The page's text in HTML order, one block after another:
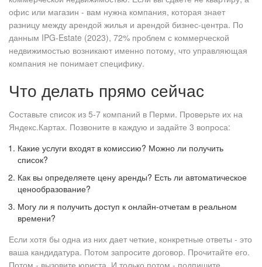
офис или магазин - вам нужна компания, которая знает
разницу между арендой жилья и арендой бизнес-центра. По
данным IPG-Estate (2023), 72% проблем с коммерческой
недвижимостью возникают именно потому, что управляющая
компания не понимает специфику.
Что делать прямо сейчас
Составьте список из 5-7 компаний в Перми. Проверьте их на
Яндекс.Картах. Позвоните в каждую и задайте 3 вопроса:
Какие услуги входят в комиссию? Можно ли получить
список?
Как вы определяете цену аренды? Есть ли автоматическое
ценообразование?
Могу ли я получить доступ к онлайн-отчетам в реальном
времени?
Если хотя бы одна из них дает четкие, конкретные ответы - это
ваша кандидатура. Потом запросите договор. Прочитайте его.